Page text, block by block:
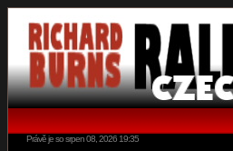
Právě je so srpen 08, 2026 19:35